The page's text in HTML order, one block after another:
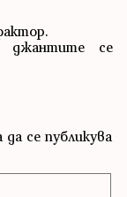
джантите се
се публикува